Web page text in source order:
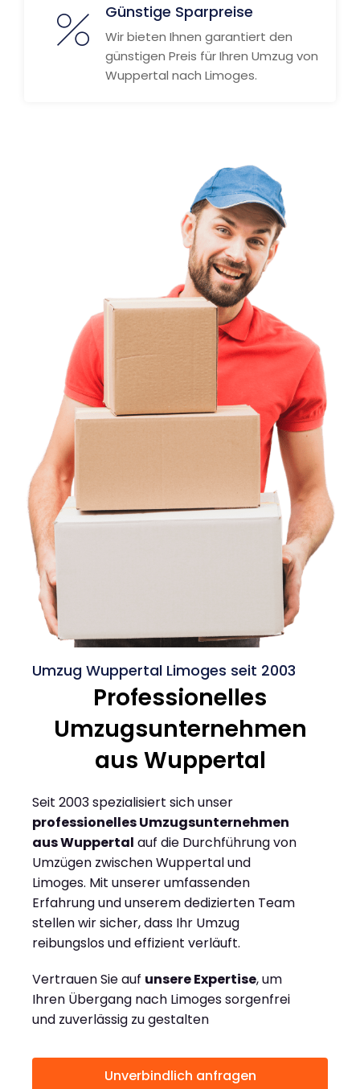
Günstige Sparpreise
Wir bieten Ihnen garantiert den
günstigen Preis für Ihren Umzug von
Wuppertal nach Limoges.
Umzug Wuppertal Limoges seit 2003
Professionelles
Umzugsunternehmen
aus Wuppertal
Seit 2003 spezialisiert sich unser
professionelles Umzugsunternehmen
aus Wuppertal auf die Durchführung von
Umzügen zwischen Wuppertal und
Limoges. Mit unserer umfassenden
Erfahrung und unserem dedizierten Team
stellen wir sicher, dass Ihr Umzug
reibungslos und effizient verläuft.
Vertrauen Sie auf unsere Expertise, um
Ihren Übergang nach Limoges sorgenfrei
und zuverlässig zu gestalten
Unverbindlich anfragen